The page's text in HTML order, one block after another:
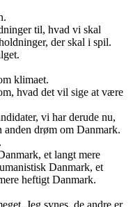
til, hvad vi skal
der skal i spil.
klimaet.
hvad det vil sige at være
vi har derude nu,
anden drøm om Danmark.
et langt mere
Danmark, et
heftigt Danmark.
Jeg synes, de andre er